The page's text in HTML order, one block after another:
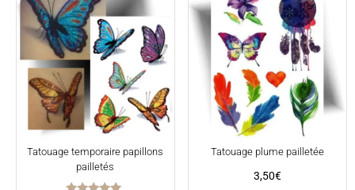
Tatouage temporaire papillons
pailletés
Tatouage plume pailletée
3,50€